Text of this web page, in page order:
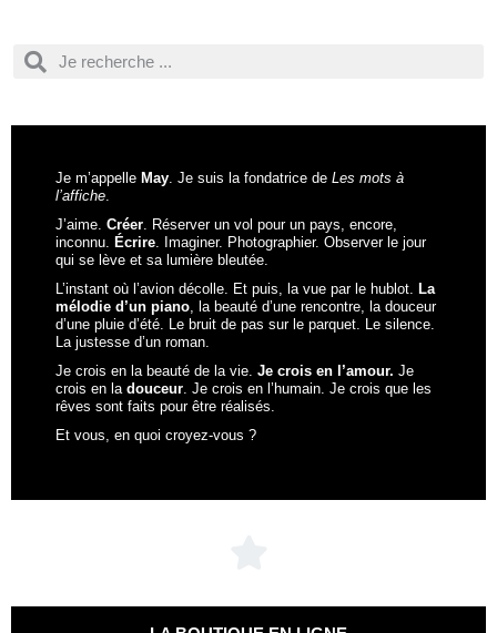
Je m’appelle May. Je suis la fondatrice de Les mots à
l’affiche.
J’aime. Créer. Réserver un vol pour un pays, encore,
inconnu. Écrire. Imaginer. Photographier. Observer le jour
qui se lève et sa lumière bleutée.
L’instant où l’avion décolle. Et puis, la vue par le hublot. La
mélodie d’un piano, la beauté d’une rencontre, la douceur
d’une pluie d’été. Le bruit de pas sur le parquet. Le silence.
La justesse d’un roman.
Je crois en la beauté de la vie. Je crois en l’amour. Je
crois en la douceur. Je crois en l’humain. Je crois que les
rêves sont faits pour être réalisés.
Et vous, en quoi croyez-vous ?